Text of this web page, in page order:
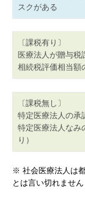
スクがある
〔課税有り〕
医療法人が贈与税
相続税評価相当額
〔課税無し〕
特定医療法人の承
特定医療法人なみ
り）
※ 社会医療法人は
とは言い切れません